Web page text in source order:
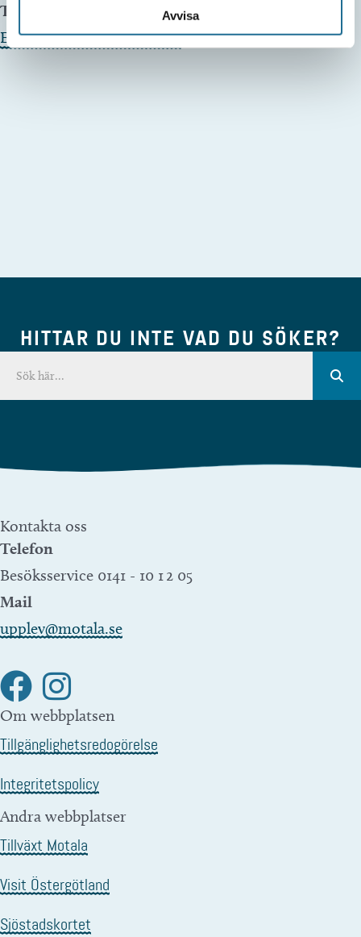
Avvisa
Telefonnummer arrangör:
Evenemangets webbplats »
HITTAR DU INTE VAD DU SÖKER?
Kontakta oss
Telefon
Besöksservice 0141 - 10 1 2 05
Mail
upplev@motala.se
Om webbplatsen
Tillgänglighetsredogörelse
Integritetspolicy
Andra webbplatser
Tillväxt Motala
Visit Östergötland
Sjöstadskortet